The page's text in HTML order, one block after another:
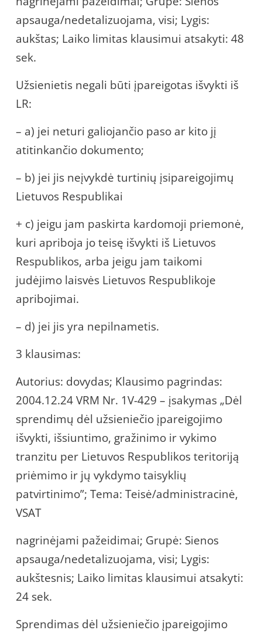
apsauga/nedetalizuojama, visi; Lygis:
aukštas; Laiko limitas klausimui atsakyti: 48
sek.
Užsienietis negali būti įpareigotas išvykti iš
LR:
– a) jei neturi galiojančio paso ar kito jį
atitinkančio dokumento;
– b) jei jis neįvykdė turtinių įsipareigojimų
Lietuvos Respublikai
+ c) jeigu jam paskirta kardomoji priemonė,
kuri apriboja jo teisę išvykti iš Lietuvos
Respublikos, arba jeigu jam taikomi
judėjimo laisvės Lietuvos Respublikoje
apribojimai.
– d) jei jis yra nepilnametis.
3 klausimas:
Autorius: dovydas; Klausimo pagrindas:
2004.12.24 VRM Nr. 1V-429 – įsakymas „Dėl
sprendimų dėl užsieniečio įpareigojimo
išvykti, išsiuntimo, gražinimo ir vykimo
tranzitu per Lietuvos Respublikos teritoriją
priėmimo ir jų vykdymo taisyklių
patvirtinimo”; Tema: Teisė/administracinė,
VSAT
nagrinėjami pažeidimai; Grupė: Sienos
apsauga/nedetalizuojama, visi; Lygis:
aukštesnis; Laiko limitas klausimui atsakyti:
24 sek.
Sprendimas dėl užsieniečio įpareigojimo